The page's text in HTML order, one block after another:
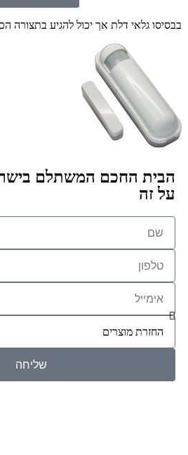
בבסיסו גלאי דלת אך יכול להגיע בתצורה
הבית החכם המשתלם
על זה
שליחה